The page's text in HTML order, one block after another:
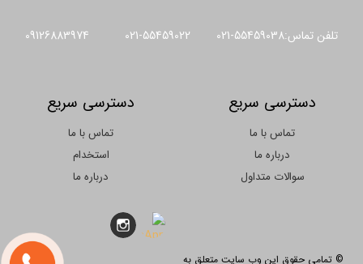
تلفن تماس:55459038-021 55459022-021 09126883974
دسترسی سریع
تماس با ما
درباره ما
سوالات متداول
دسترسی سریع
تماس با ما
استخدام
درباره ما
© تمامی حقوق این وب سایت متعلق به